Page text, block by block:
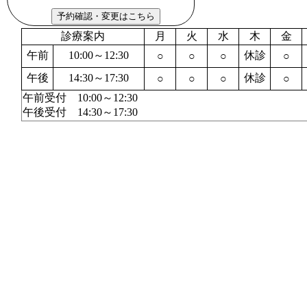
診療案内 月 火 水 木 金
午前
10:00～12:30 ○ ○ ○ 休診 ○
午後
14:30～17:30 ○ ○ ○ 休診 ○
午前受付 10:00～12:30
午後受付 14:30～17:30